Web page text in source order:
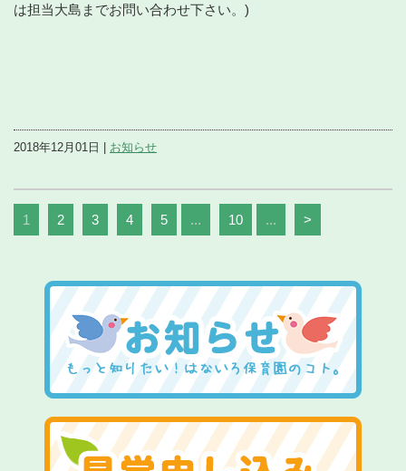
は担当大島までお問い合わせ下さい。)
2018年12月01日 | お知らせ
1 2 3 4 5 ... 10 ... >